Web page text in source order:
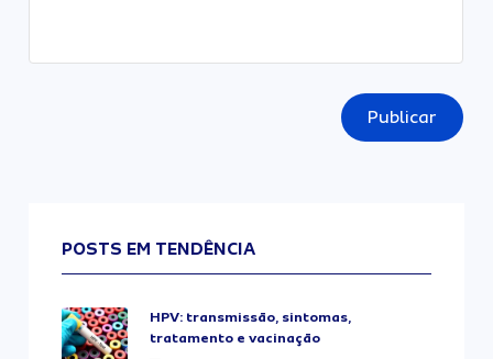
Publicar
POSTS EM TENDÊNCIA
HPV: transmissão, sintomas,
tratamento e vacinação